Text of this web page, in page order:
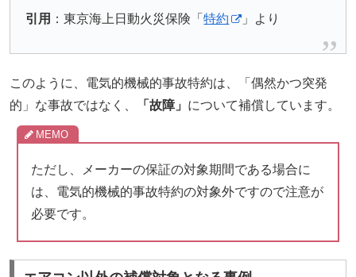
引用 ：東京海上日動火災保険「特約 」より
このように、電気的機械的事故特約は、「偶然かつ突発
的」な事故ではなく、
「故障」 について補償しています。
ただし、メーカーの保証の対象期間である場合に
は、電気的機械的事故特約の対象外ですので注意が
必要です。